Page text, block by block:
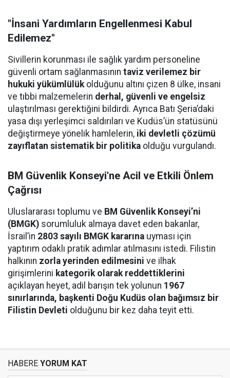
"İnsani Yardımların Engellenmesi Kabul
Edilemez"
Sivillerin korunması ile sağlık yardım personeline
güvenli ortam sağlanmasının taviz verilemez bir
hukuki yükümlülükolduğunu altını çizen 8 ülke, insani
ve tıbbi malzemelerin derhal, güvenli ve engelsiz
ulaştırılması gerektiğini bildirdi. Ayrıca Batı Şeria’daki
yasa dışı yerleşimci saldırıları ve Kudüs’ün statüsünü
değiştirmeye yönelik hamlelerin, iki devletli çözümü
zayıflatan sistematik bir politika olduğu vurgulandı.
BM Güvenlik Konseyi'ne Acil ve Etkili Önlem
Çağrısı
Uluslararası toplumu ve BM Güvenlik Konseyi’ni
(BMGK) sorumluluk almaya davet eden bakanlar,
İsrail’in 2803 sayılı BMGK kararına uyması için
yaptırım odaklı pratik adımlar atılmasını istedi. Filistin
halkının zorla yerinden edilmesini ve ilhak
girişimlerini kategorik olarak reddettiklerini
açıklayan heyet, adil barışın tek yolunun 1967
sınırlarında, başkenti Doğu Kudüs olan bağımsız bir
Filistin Devleti olduğunu bir kez daha teyit etti.
HABERE YORUM KAT